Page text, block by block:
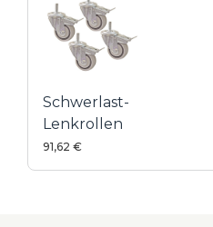
Schwerlast-
Lenkrollen
91,62 €